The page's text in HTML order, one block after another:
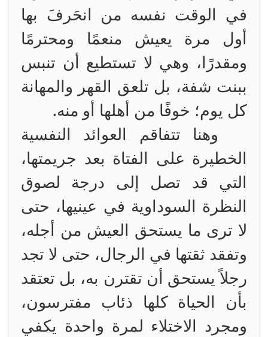
في الوقت نفسه من انحَرفَ بها
أول مرة يعيش منعمًا ومحترمًا
ومقدرًا، وهي لا تستطيع أن تنبس
ببنت شفة، بل تلعق القهر والمهانة
كل يوم؛ خوفًا من أهلها أو منه.
وهنا تتفاقم العوائد النفسية
الخطيرة على الفتاة بعد جريمتها،
التي قد تصل إلى درجة لصوق
النظرة السوداوية في عينيها، حتى
لا ترى ما يستحق العيش من أجله،
وتفقد ثقتها في الرجال، حتى لا تجد
رجلاً يستحق أن تقترن به، بل تعتقد
بأن الحياة كلها ذئاب مفترسون،
ومجرد الاختلاء لمرة واحدة يكفي